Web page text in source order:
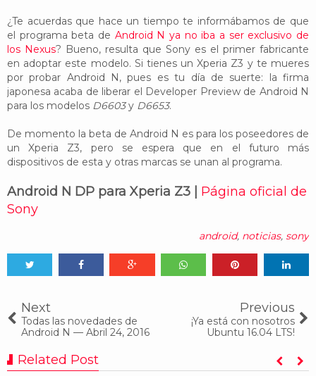
¿Te acuerdas que hace un tiempo te informábamos de que
el programa beta de Android N ya no iba a ser exclusivo de
los Nexus? Bueno, resulta que Sony es el primer fabricante
en adoptar este modelo. Si tienes un Xperia Z3 y te mueres
por probar Android N, pues es tu día de suerte: la firma
japonesa acaba de liberar el Developer Preview de Android N
para los modelos D6603y D6653.
De momento la beta de Android N es para los poseedores de
un Xperia Z3, pero se espera que en el futuro más
dispositivos de esta y otras marcas se unan al programa.
Android N DP para Xperia Z3 |
Página oficial de
Sony
android, noticias, sony
Next
Todas las novedades de
Android N — Abril 24, 2016
Previous
¡Ya está con nosotros
Ubuntu 16.04 LTS!
Related Post